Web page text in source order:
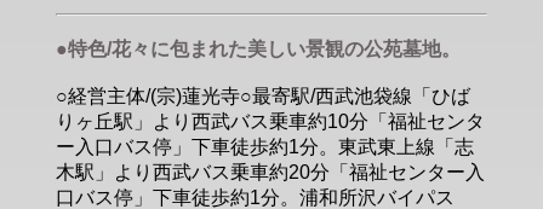
●特色/花々に包まれた美しい景観の公苑墓地。
○経営主体/(宗)蓮光寺○最寄駅/西武池袋線「ひば
りヶ丘駅」より西武バス乗車約10分「福祉センタ
ー入口バス停」下車徒歩約1分。東武東上線「志
木駅」より西武バス乗車約20分「福祉センター入
口バス停」下車徒歩約1分。浦和所沢バイパス